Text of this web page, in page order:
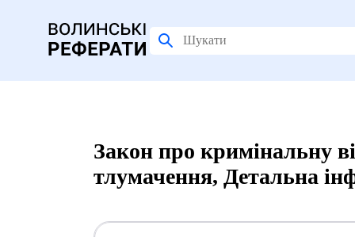
Закон про кримінальну
тлумачення, Детальна